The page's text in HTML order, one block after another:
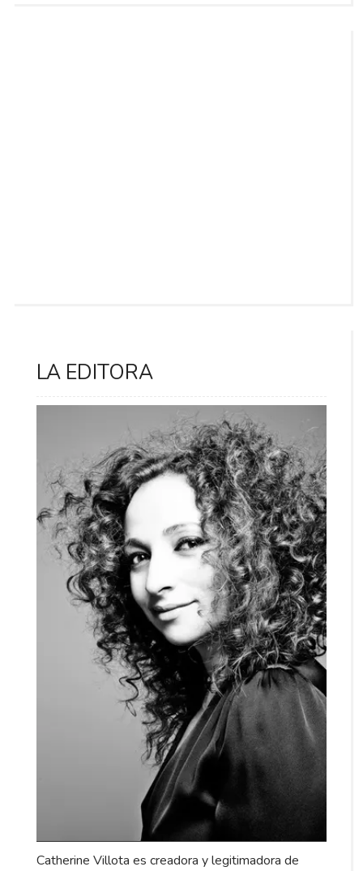
LA EDITORA
Catherine Villota es creadora y legitimadora de